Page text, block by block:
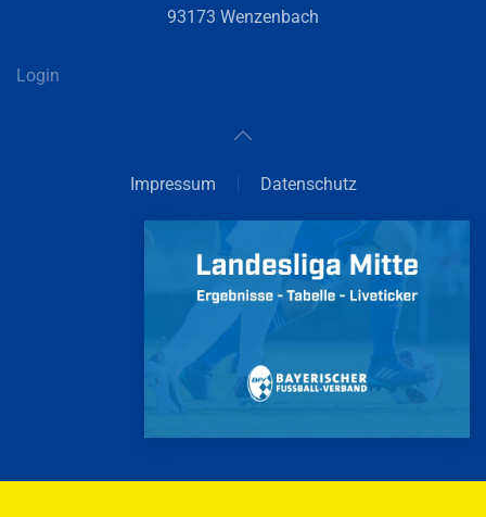
93173 Wenzenbach
Login
Impressum Datenschutz